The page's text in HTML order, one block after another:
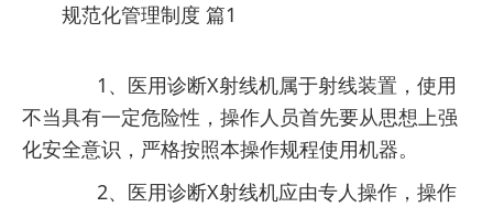
规范化管理制度 篇1
1、医用诊断X射线机属于射线装置，使用
不当具有一定危险性，操作人员首先要从思想上强
化安全意识，严格按照本操作规程使用机器。
2、医用诊断X射线机应由专人操作，操作